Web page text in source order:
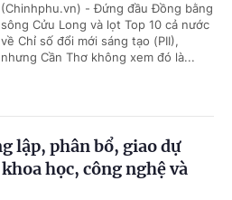
(Chinhphu.vn) - Đứng đầu Đồng bằng
sông Cửu Long và lọt Top 10 cả nước
về Chỉ số đổi mới sáng tạo (PII),
nhưng Cần Thơ không xem đó là...
lập, phân bổ, giao dự
học, công nghệ và